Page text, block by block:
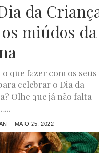
da
miúdos da
o que fazer com os seus
celebrar o Dia da
Olhe que já não falta
MAIO 25, 2022